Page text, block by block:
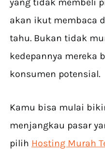
yang tidak membeli
akan ikut membaca
tahu. Bukan tidak
kedepannya mereka
konsumen potensial.
Kamu bisa mulai
menjangkau pasar
pilih Hosting Murah